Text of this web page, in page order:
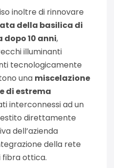
inoltre di rinnovare
della basilica di
dopo 10 anni,
illuminanti
tecnologicamente
una miscelazione
di estrema
interconnessi ad un
direttamente
dell’azienda
della rete
fibra ottica.